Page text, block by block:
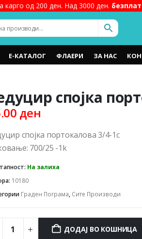
карго од 200 ден. Над 3000 ден.
Е-КАТАЛОГ ФЛАЕРИ ЗА НАС
спојка
ден
спојка портокалова 3/4-1c
700/25 -1k
На залиха
10180
Граден Пограма, Сите Производи
ДОДАЈ ВО КОШНИЦА